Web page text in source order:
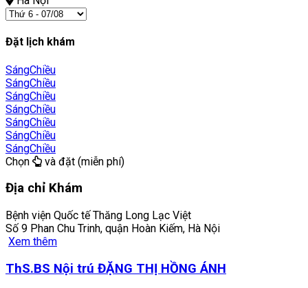
Đặt lịch khám
SángChiều
SángChiều
SángChiều
SángChiều
SángChiều
SángChiều
SángChiều
Chọn
và đặt (miễn phí)
Địa chỉ Khám
Bệnh viện Quốc tế Thăng Long Lạc Việt
Số 9 Phan Chu Trinh, quận Hoàn Kiếm, Hà Nội
Xem thêm
ThS.BS Nội trú ĐẶNG THỊ HỒNG ÁNH